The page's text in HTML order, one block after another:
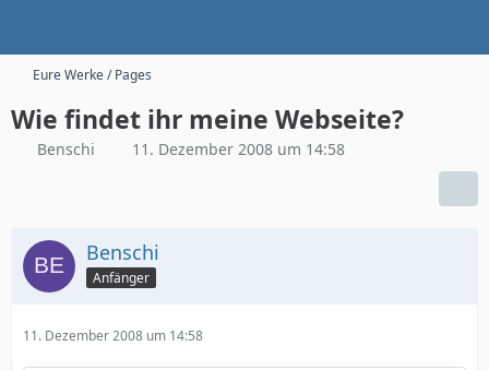
Eure Werke / Pages
Wie findet ihr meine Webseite?
Benschi 11. Dezember 2008 um 14:58
Benschi
Anfänger
11. Dezember 2008 um 14:58